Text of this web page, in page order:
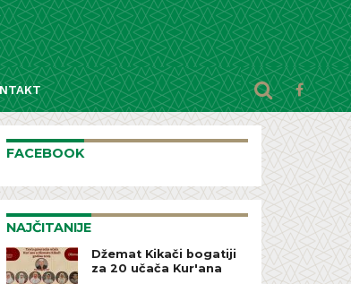
FACEBOOK
NAJČITANIJE
Džemat Kikači bogatiji
za 20 učača Kur'ana